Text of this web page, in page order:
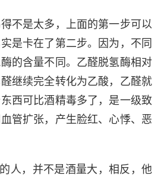
不是太多，上面的第一步可以
是卡在了第二步。因为，不同
的含量不同。乙醛脱氢酶相对
继续完全转化为乙酸，乙醛就
西可比酒精毒多了，是一级致
管扩张，产生脸红、心悸、恶
人，并不是酒量大，相反，他